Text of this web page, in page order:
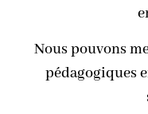
Nous pouvons
pédagogiques